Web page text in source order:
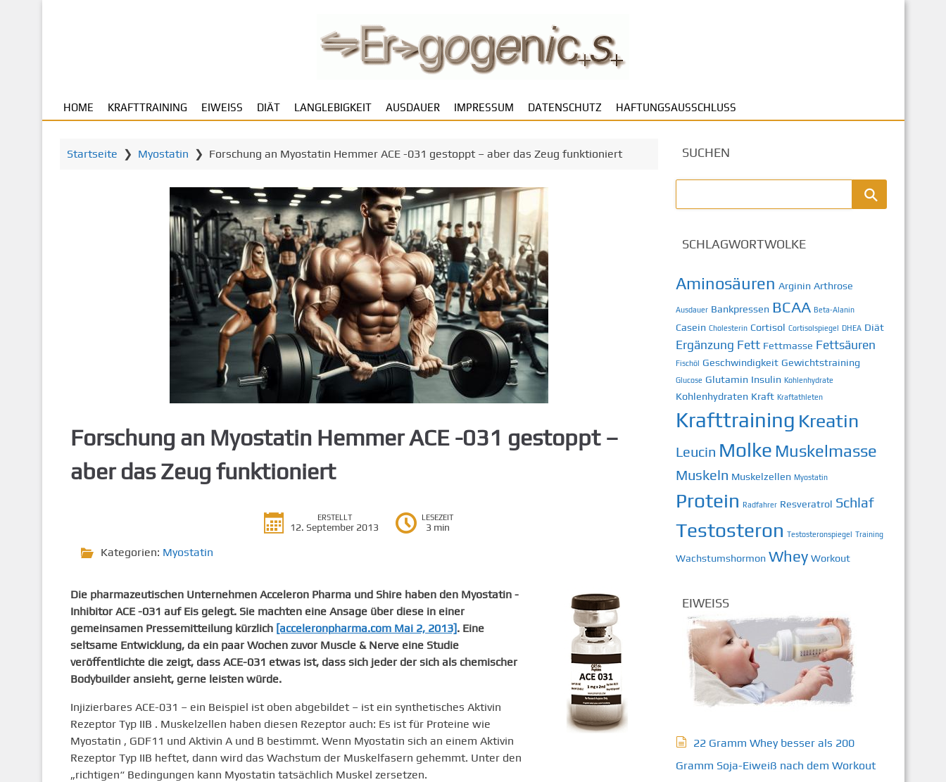
t
HOME KRAFTTRAINING EIWEISS DIÄT LANGLEBIGKEIT AUSDAUER IMPRESSUM DATENSCHUTZ HAFTUNGSAUSSCHLUSS
Startseite ❯ Myostatin ❯ Forschung an Myostatin Hemmer ACE -031 gestoppt – aber das Zeug funktioniert
Forschung an Myostatin Hemmer ACE -031 gestoppt –
aber das Zeug funktioniert
ERSTELLT
12. September 2013
LESEZEIT
3 min
Kategorien: Myostatin
Die pharmazeutischen Unternehmen Acceleron Pharma und Shire haben den Myostatin -
Inhibitor ACE -031 auf Eis gelegt. Sie machten eine Ansage über diese in einer
gemeinsamen Pressemitteilung kürzlich [acceleronpharma.com Mai 2, 2013]. Eine
seltsame Entwicklung, da ein paar Wochen zuvor Muscle & Nerve eine Studie
veröffentlichte die zeigt, dass ACE-031 etwas ist, dass sich jeder der sich als chemischer
Bodybuilder ansieht, gerne leisten würde.
Injizierbares ACE-031 – ein Beispiel ist oben abgebildet – ist ein synthetisches Aktivin
Rezeptor Typ IIB . Muskelzellen haben diesen Rezeptor auch: Es ist für Proteine wie
Myostatin , GDF11 und Aktivin A und B bestimmt. Wenn Myostatin sich an einem Aktivin
Rezeptor Typ IIB heftet, dann wird das Wachstum der Muskelfasern gehemmt. Unter den
„richtigen“ Bedingungen kann Myostatin tatsächlich Muskel zersetzen.
SUCHEN
SCHLAGWORTWOLKE
Aminosäuren Arginin Arthrose
Ausdauer Bankpressen BCAA Beta-Alanin
Casein Cholesterin Cortisol Cortisolspiegel DHEA Diät
Ergänzung Fett Fettmasse Fettsäuren
Fischöl Geschwindigkeit Gewichtstraining
Glucose Glutamin Insulin Kohlenhydrate
Kohlenhydraten Kraft Kraftathleten
Krafttraining Kreatin
Leucin Molke Muskelmasse
Muskeln Muskelzellen Myostatin
Protein Radfahrer Resveratrol Schlaf
Testosteron Testosteronspiegel Training
Wachstumshormon Whey Workout
EIWEISS
22 Gramm Whey besser als 200
Gramm Soja-Eiweiß nach dem Workout